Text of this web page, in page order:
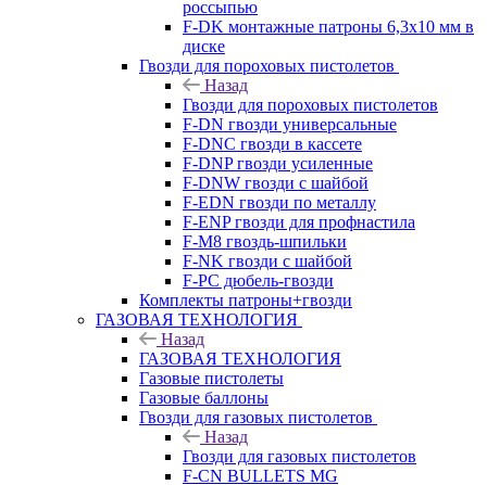
россыпью
F-DK монтажные патроны 6,3х10 мм в
диске
Гвозди для пороховых пистолетов
Назад
Гвозди для пороховых пистолетов
F-DN гвозди универсальные
F-DNC гвозди в кассете
F-DNP гвозди усиленные
F-DNW гвозди с шайбой
F-EDN гвозди по металлу
F-ENP гвозди для профнастила
F-M8 гвоздь-шпильки
F-NK гвозди с шайбой
F-PC дюбель-гвозди
Комплекты патроны+гвозди
ГАЗОВАЯ ТЕХНОЛОГИЯ
Назад
ГАЗОВАЯ ТЕХНОЛОГИЯ
Газовые пистолеты
Газовые баллоны
Гвозди для газовых пистолетов
Назад
Гвозди для газовых пистолетов
F-CN BULLETS MG